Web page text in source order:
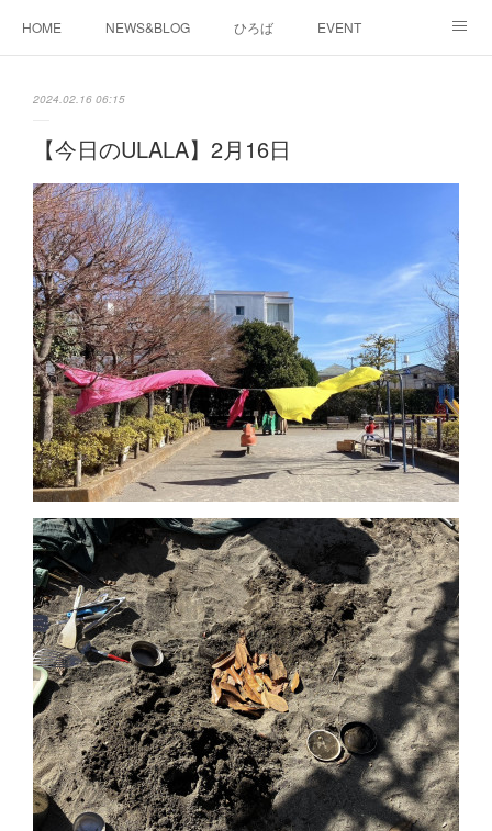
HOME NEWS&BLOG ひろば EVENT
2024.02.16 06:15
【今日のULALA】2月16日